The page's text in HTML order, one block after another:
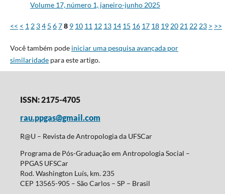
Volume 17, número 1, janeiro-junho 2025
<< < 12 34 5 678 9 10 11 12 13 14 15 16 17 18 1920212223 > >>
Você também pode iniciar uma pesquisa avançada por
similaridadepara este artigo.
ISSN: 2175-4705
rau.ppgas@gmail.com
R@U – Revista de Antropologia da UFSCar
Programa de Pós-Graduação em Antropologia Social –
PPGAS UFSCar
Rod. Washington Luís, km. 235
CEP 13565-905 – São Carlos – SP – Brasil